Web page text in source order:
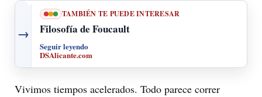
→
TAMBIÉN TE PUEDE INTERESAR
Filosofía de Foucault
Seguir leyendo
DSAlicante.com
Vivimos tiempos acelerados. Todo parece correr